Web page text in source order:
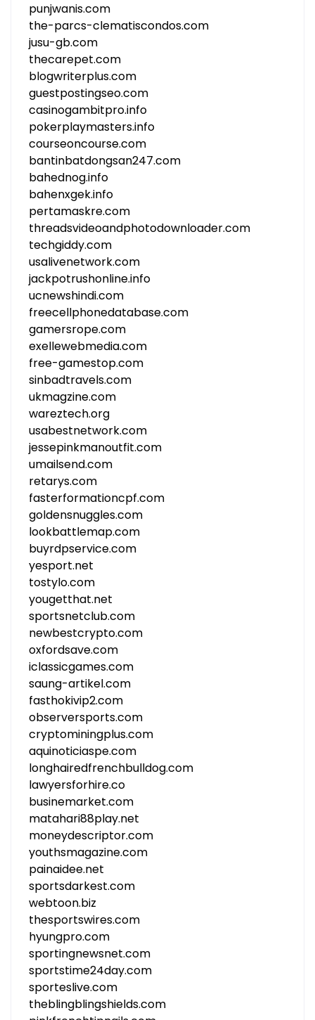
punjwanis.com
the-parcs-clematiscondos.com
jusu-gb.com
thecarepet.com
blogwriterplus.com
guestpostingseo.com
casinogambitpro.info
pokerplaymasters.info
courseoncourse.com
bantinbatdongsan247.com
bahednog.info
bahenxgek.info
pertamaskre.com
threadsvideoandphotodownloader.com
techgiddy.com
usalivenetwork.com
jackpotrushonline.info
ucnewshindi.com
freecellphonedatabase.com
gamersrope.com
exellewebmedia.com
free-gamestop.com
sinbadtravels.com
ukmagzine.com
wareztech.org
usabestnetwork.com
jessepinkmanoutfit.com
umailsend.com
retarys.com
fasterformationcpf.com
goldensnuggles.com
lookbattlemap.com
buyrdpservice.com
yesport.net
tostylo.com
yougetthat.net
sportsnetclub.com
newbestcrypto.com
oxfordsave.com
iclassicgames.com
saung-artikel.com
fasthokivip2.com
observersports.com
cryptominingplus.com
aquinoticiaspe.com
longhairedfrenchbulldog.com
lawyersforhire.co
businemarket.com
matahari88play.net
moneydescriptor.com
youthsmagazine.com
painaidee.net
sportsdarkest.com
webtoon.biz
thesportswires.com
hyungpro.com
sportingnewsnet.com
sportstime24day.com
sporteslive.com
theblingblingshields.com